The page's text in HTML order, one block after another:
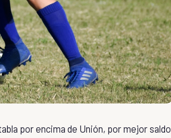
por encima de Unión, por mejor saldo